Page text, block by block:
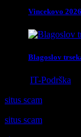
Vincekovo
Blagoslov
IT-Podrška
situs scam
situs scam